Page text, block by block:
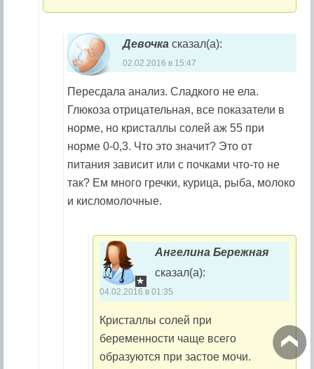
Девочка сказал(а):
02.02.2016 в 15:47
Пересдала анализ. Сладкого не ела.
Глюкоза отрицательная, все показатели в
норме, но кристаллы солей аж 55 при
норме 0-0,3. Что это значит? Это от
питания зависит или с почками что-то не
так? Ем много гречки, курица, рыба, молоко
и кисломолочные.
Ангелина Бережная
сказал(а):
04.02.2016 в 01:35
Кристаллы солей при
беременности чаще всего
образуются при застое мочи.